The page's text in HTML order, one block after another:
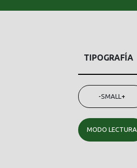
TIPOGRAFÍA
-SMALL +
MODO LECTURA